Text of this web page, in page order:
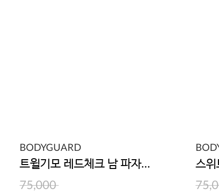
BODYGUARD
트윌기모 레드체크 남 파자마세트
75,000